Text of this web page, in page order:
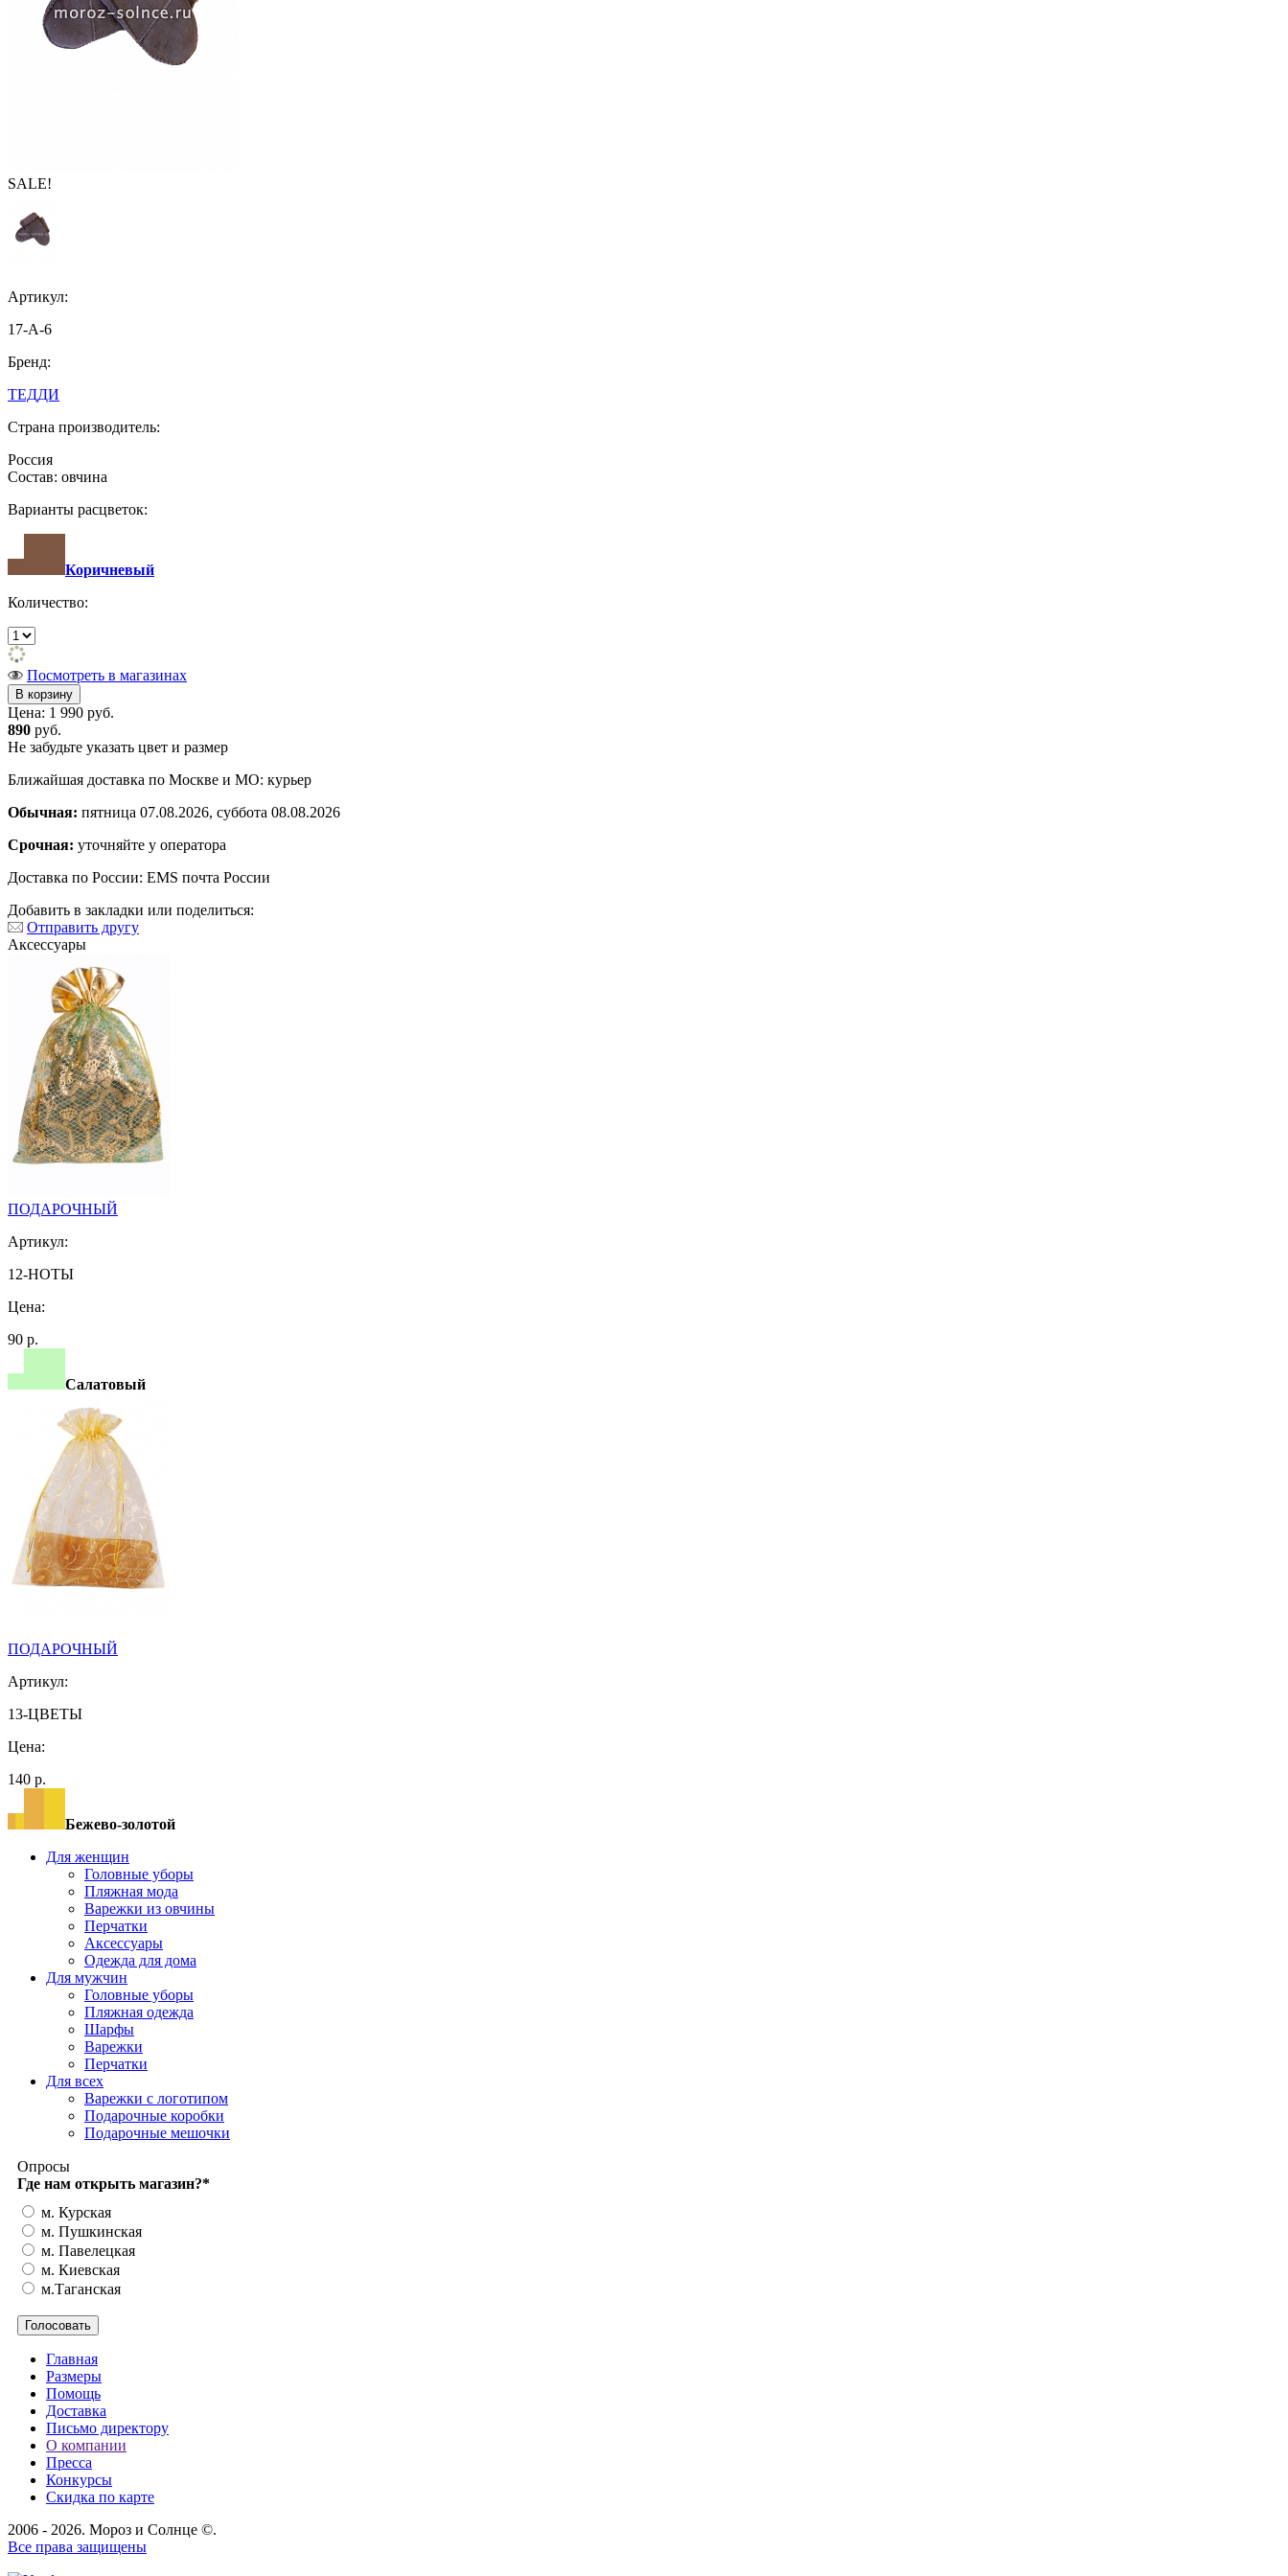
SALE!
Артикул:
17-A-6
Бренд:
ТЕДДИ
Страна производитель:
Россия
Состав: овчина
Варианты расцветок:
Коричневый
Количество:
Посмотреть в магазинах
Цена: 1 990 руб.
890 руб.
Не забудьте указать цвет и размер
Ближайшая доставка по Москве и МО: курьер
Обычная: пятница 07.08.2026, суббота 08.08.2026
Срочная: уточняйте у оператора
Доставка по России: EMS почта России
Добавить в закладки или поделиться:
Отправить другу
Аксессуары
ПОДАРОЧНЫЙ
Артикул:
12-НОТЫ
Цена:
90 р.
Салатовый
ПОДАРОЧНЫЙ
Артикул:
13-ЦВЕТЫ
Цена:
140 р.
Бежево-золотой
Для женщин
Головные уборы
Пляжная мода
Варежки из овчины
Перчатки
Аксессуары
Одежда для дома
Для мужчин
Головные уборы
Пляжная одежда
Шарфы
Варежки
Перчатки
Для всех
Варежки с логотипом
Подарочные коробки
Подарочные мешочки
Опросы
Где нам открыть магазин?*
м. Курская
м. Пушкинская
м. Павелецкая
м. Киевская
м.Таганская
Главная
Размеры
Помощь
Доставка
Письмо директору
О компании
Пресса
Конкурсы
Скидка по карте
2006 - 2026. Мороз и Солнце ©.
Все права защищены